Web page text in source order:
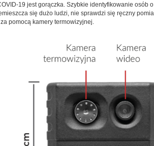
19 jest gorączka. Szybkie identyfikowanie
się dużo ludzi, nie sprawdzi się ręczny
pomocą kamery termowizyjnej.